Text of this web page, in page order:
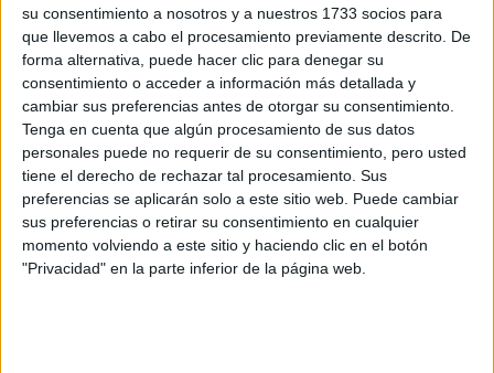
su consentimiento a nosotros y a nuestros 1733 socios para
que llevemos a cabo el procesamiento previamente descrito. De
forma alternativa, puede hacer clic para denegar su
consentimiento o acceder a información más detallada y
cambiar sus preferencias antes de otorgar su consentimiento.
Tenga en cuenta que algún procesamiento de sus datos
personales puede no requerir de su consentimiento, pero usted
tiene el derecho de rechazar tal procesamiento. Sus
preferencias se aplicarán solo a este sitio web. Puede cambiar
sus preferencias o retirar su consentimiento en cualquier
momento volviendo a este sitio y haciendo clic en el botón
"Privacidad" en la parte inferior de la página web.
at Redacción Marie Claire
GALERÍA DE IMÁGENES